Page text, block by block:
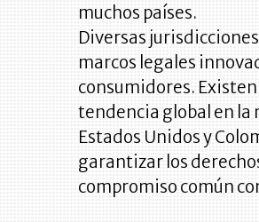
muchos países.
Diversas
marcos legales
consumidores.
tendencia global en la
Estados Unidos y
garantizar los
compromiso común